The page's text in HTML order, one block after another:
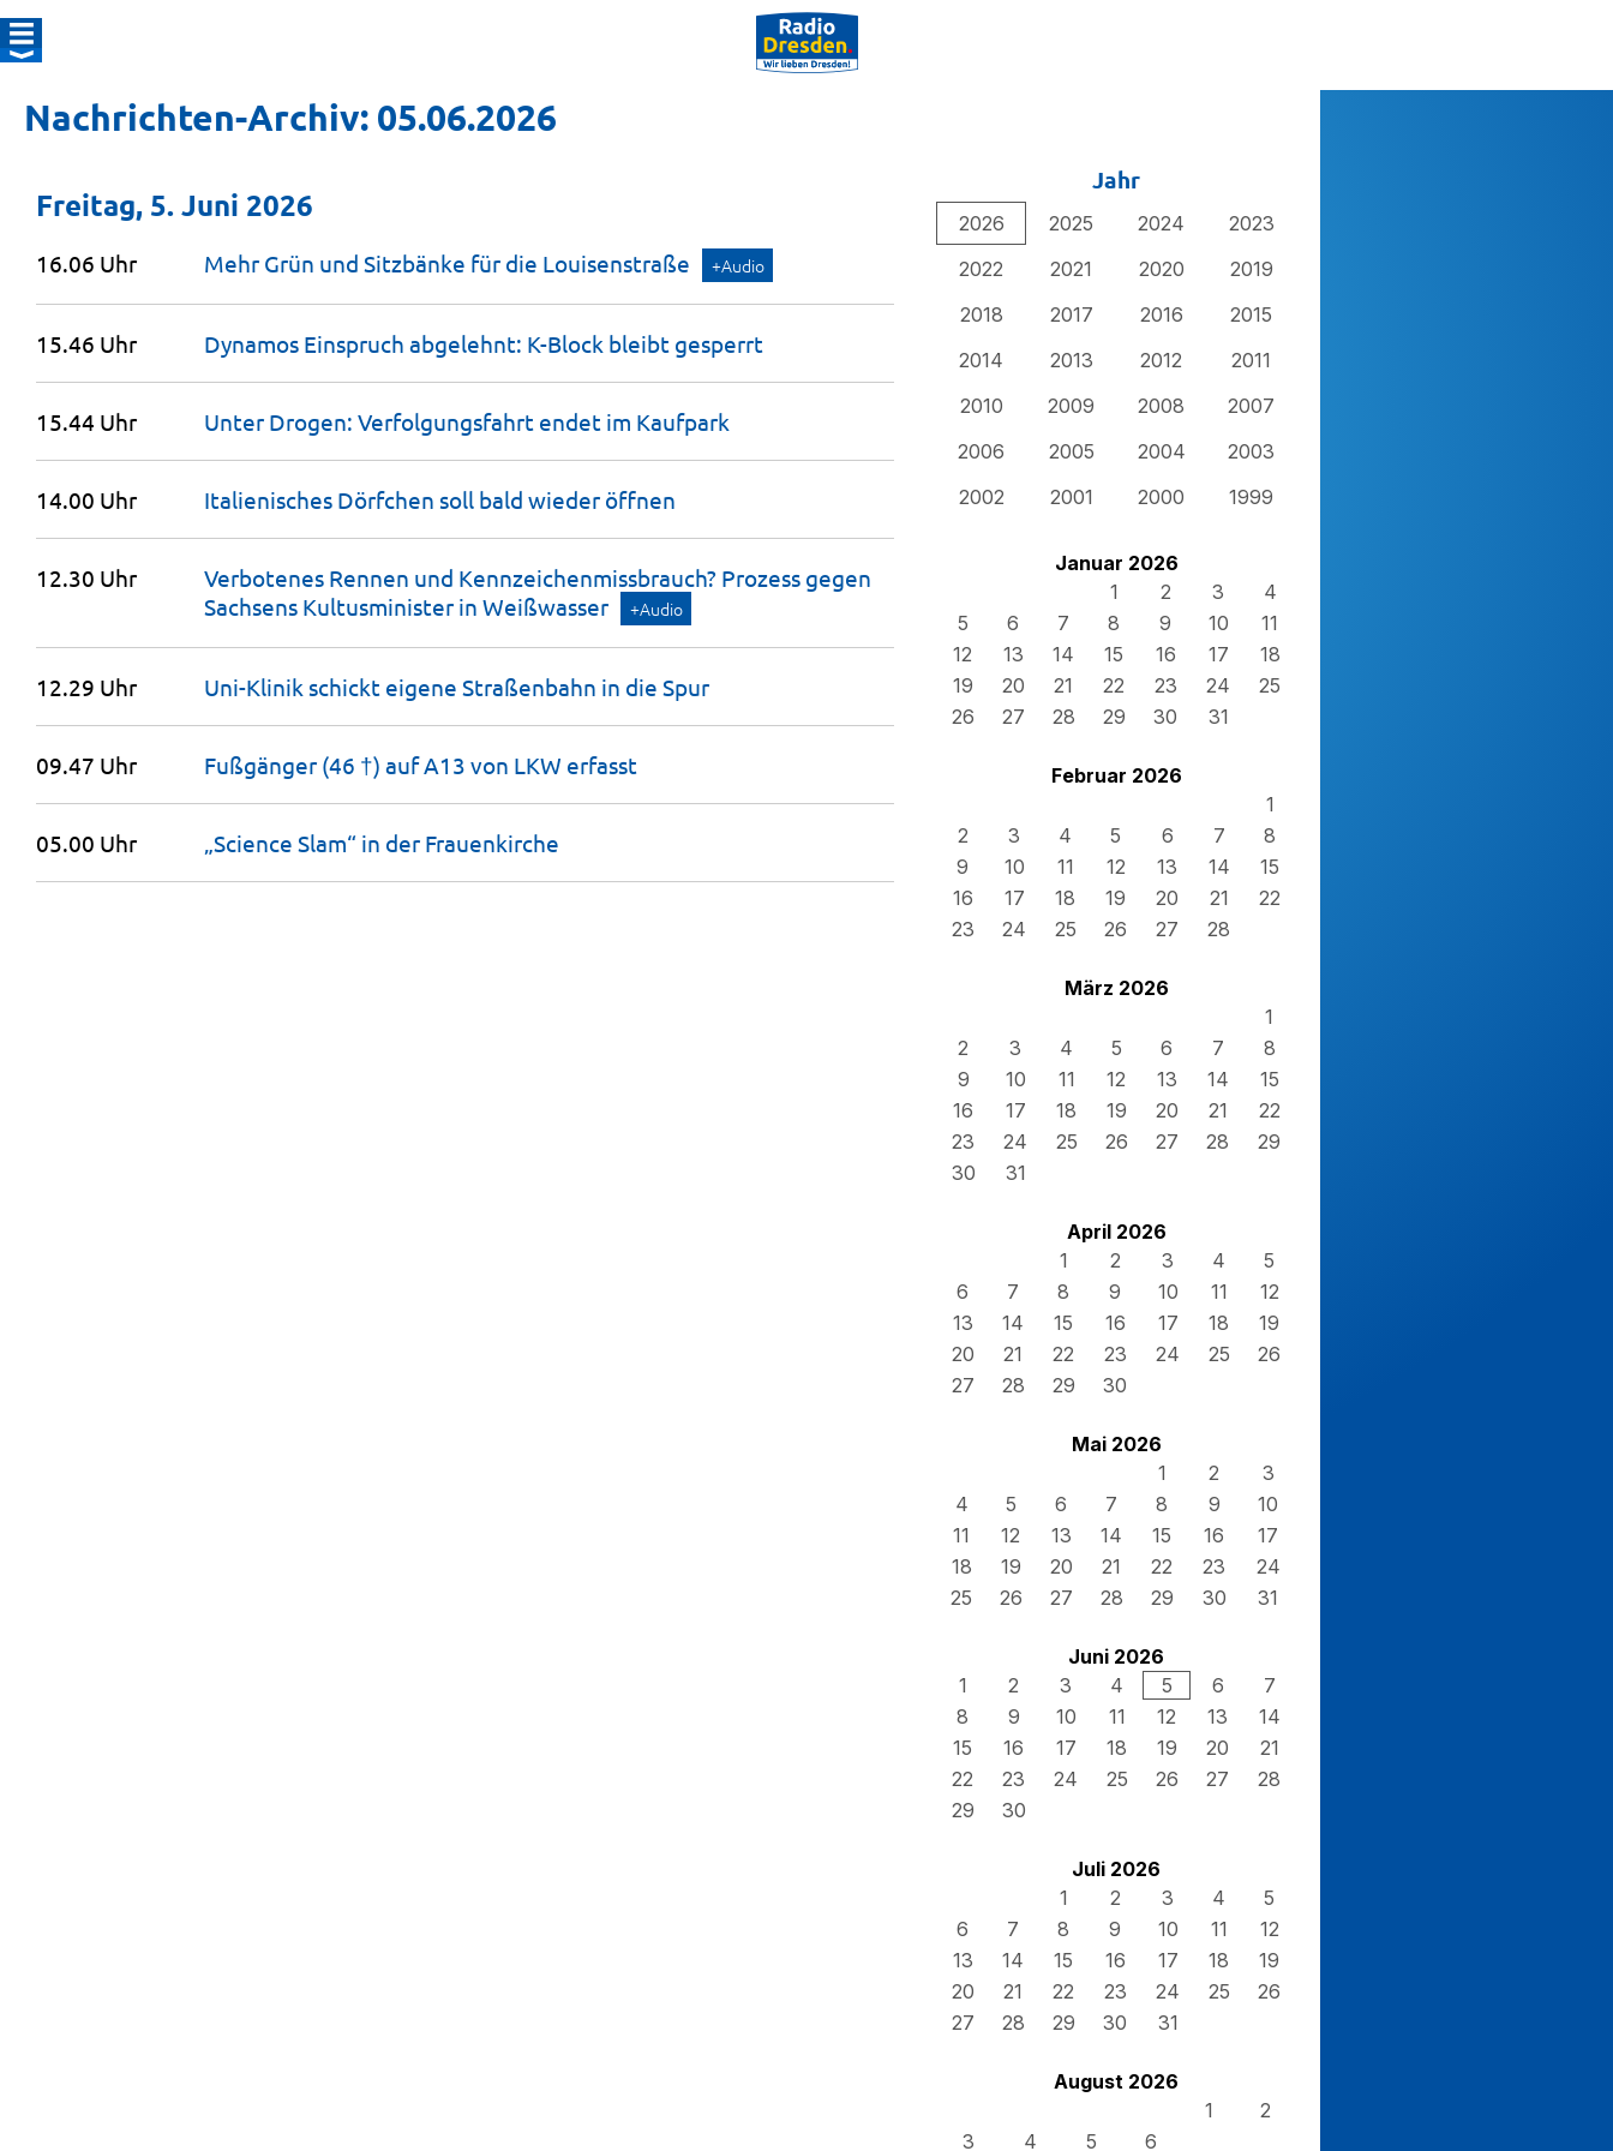
Nachrichten-Archiv: 05.06.2026
Jahr
2026 2025 2024
2023
2022
2021 2020
2019
2018
2017 2016
2015
2014
2013 2012
2011
2010
2009 2008
2007
2006
2005 2004
2003
2002
2001 2000 1999
Januar 2026
1
2 3
4
5
6 7 8 9 10
11
12
13 14 15 16 17
18
19
20 21 22 23 24
25
26
27 28 29 30 31
Februar 2026
1
2
3 4 5 6 7
8
9
10 11 12 13 14
15
16
17 18 19 20 21
22
23
24 25 26 27 28
März 2026
1
2
3 4 5 6 7
8
9
10 11 12 13 14
15
16
17 18 19 20 21
22
23
24 25 26 27 28
29
30
31
April 2026
1
2 3 4
5
6
7 8 9 10 11
12
13
14 15 16 17 18
19
20
21 22 23 24 25
26
27
28 29 30
Mai 2026
1
2
3
4
5 6 7 8 9
10
11
12 13 14 15 16
17
18
19 20 21 22 23
24
25
26 27 28 29 30 31
Juni 2026
1
2 3 4 5 6
7
8
9 10 11 12 13
14
15
16 17 18 19 20
21
22
23 24 25 26 27
28
29
30
Juli 2026
1
2 3 4
5
6
7 8 9 10 11
12
13
14 15 16 17 18
19
20
21 22 23 24 25
26
27
28 29 30 31
August 2026
1
2
3
4 5 6
Freitag, 5. Juni 2026
16.06 Uhr Mehr Grün und Sitzbänke für die Louisenstraße +Audio
15.46 Uhr Dynamos Einspruch abgelehnt: K-Block bleibt gesperrt
15.44 Uhr Unter Drogen: Verfolgungsfahrt endet im Kaufpark
14.00 Uhr Italienisches Dörfchen soll bald wieder öffnen
12.30 Uhr
Verbotenes Rennen und Kennzeichenmissbrauch? Prozess gegen
Sachsens Kultusminister in Weißwasser +Audio
12.29 Uhr Uni-Klinik schickt eigene Straßenbahn in die Spur
09.47 Uhr Fußgänger (46 †) auf A13 von LKW erfasst
05.00 Uhr „Science Slam“ in der Frauenkirche